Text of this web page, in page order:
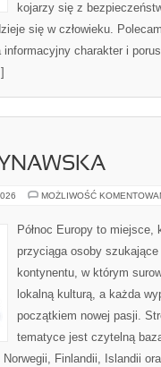
kojarzy się z
się w człowieku.
charakter i
MOŻLIWOŚĆ
Północ Europy to miejsce,
przyciąga osoby
kontynentu, w którym
lokalną kulturą, a każda
początkiem nowej pasji.
tematyce jest czytelną
Finlandii, Islandii